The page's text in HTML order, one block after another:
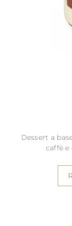
Dessert a
caffè